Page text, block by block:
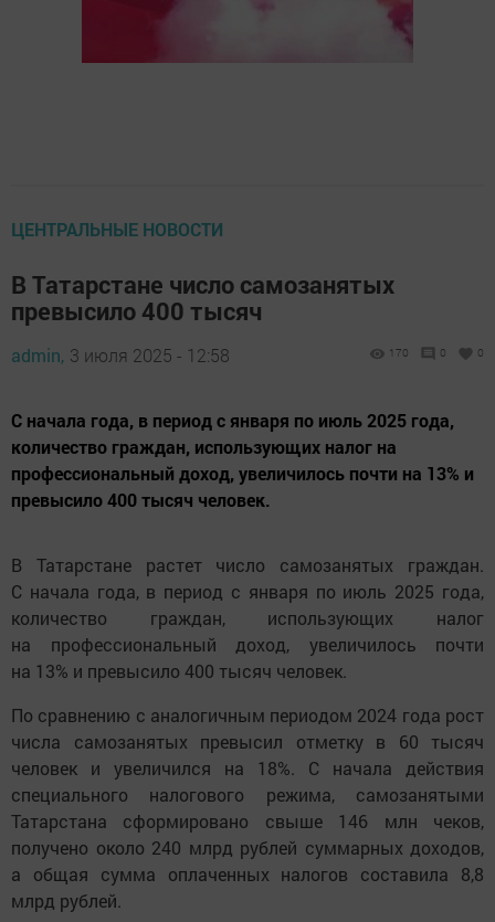
ЦЕНТРАЛЬНЫЕ НОВОСТИ
В Татарстане число самозанятых
превысило 400 тысяч
admin, 3 июля 2025 - 12:58 170 0 0
С начала года, в период с января по июль 2025 года,
количество граждан, использующих налог на
профессиональный доход, увеличилось почти на 13% и
превысило 400 тысяч человек.
В Татарстане растет число самозанятых граждан.
С начала года, в период с января по июль 2025 года,
количество граждан, использующих налог
на профессиональный доход, увеличилось почти
на 13% и превысило 400 тысяч человек.
По сравнению с аналогичным периодом 2024 года рост
числа самозанятых превысил отметку в 60 тысяч
человек и увеличился на 18%. С начала действия
специального налогового режима, самозанятыми
Татарстана сформировано свыше 146 млн чеков,
получено около 240 млрд рублей суммарных доходов,
а общая сумма оплаченных налогов составила 8,8
млрд рублей.